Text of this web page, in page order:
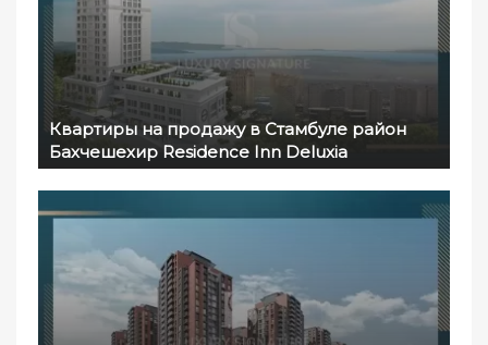
Квартиры на продажу в Стамбуле район
Бахчешехир Residence Inn Deluxia